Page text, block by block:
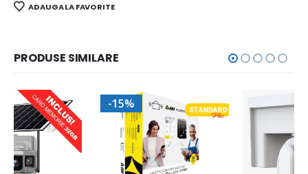
ADAUGA LA FAVORITE
PRODUSE SIMILARE
-15%